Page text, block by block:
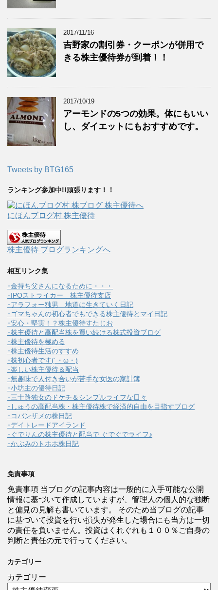
2017/11/16
吉野家の割引券・クーポンが併用で
きる株主優待券が到着！！
2017/10/19
アーモンドの5つの効果。体にもいい
し、ダイエットにもおすすめです。
Tweets by BTG165
ランキング参加中!!頑張ります！！
にほんブログ村 株主優待
株主優待 ブログランキングへ
相互リンク集
･金持ち父さんになるために・・・
･IPOストライカー 株主優待支店
･アラフォー独男 地道に生きていく日記
･ゴマちゃんの初心者でもできる株主優待とマイ日記
･安心・堅実！？株主優待すたじお
･株主優待と高配当株を買い続ける株式投資ブログ
･株主優待を極める
･株主優待生活のすすめ
･株初心者です(´・ω・)
･楽しい株主優待＆配当
･無趣味で人付き合いが苦手な女医の家計簿
･小坊主の優待日記
･三十路独女のドケチ＆シンプルライフな日々
･しゅうの高配当株・株主優待株で経済的自由を目指すブログ
･コバンザメの株日記
･デイトレードアイランド
･ぐでりんの株主優待と配当で ぐでぐでライフ♪
･かぶみのトホホ株日記
免責事項
免責事項 当ブログの記事内容は一般的に入手可能な公開
情報に基づいて作成していますが、管理人の個人的な独断
と偏見の見解も書いています。 そのため当ブログの記事
に基づいて投資を行い損失が発生した場合にも当方は一切
の責任を負いません。投資はくれぐれも１００％ご自身の
判断と責任の元で行ってください。
カテゴリー
カテゴリー